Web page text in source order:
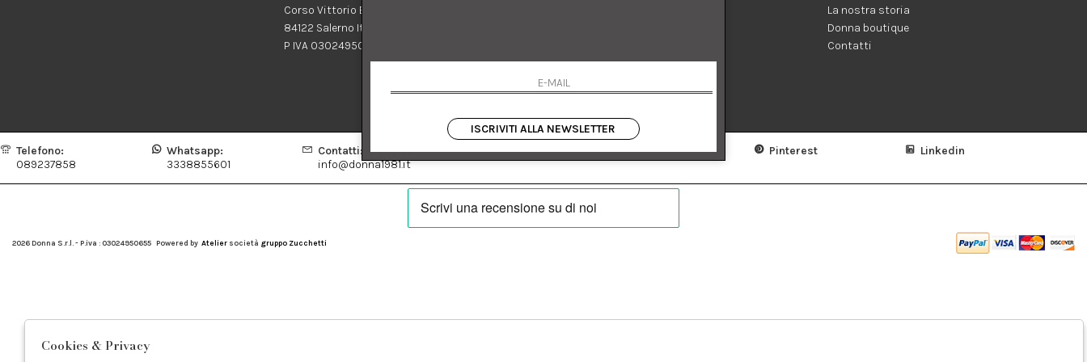
Corso Vittorio Emanuele 182
84122 Salerno Italia
P IVA 03024950655
Termini e condizioni
Condizioni di vendita
Spedizione
La nostra storia
Donna boutique
Contatti
Telefono:
089237858
Whatsapp:
3338855601
Contatti:
info@donna1981.it
Facebook Instagram Pinterest Linkedin
2026 Donna S.r.l. - P.iva : 03024950655 Powered by Atelier società gruppo Zucchetti
ISCRIVITI ALLA NEWSLETTER
Cookies & Privacy